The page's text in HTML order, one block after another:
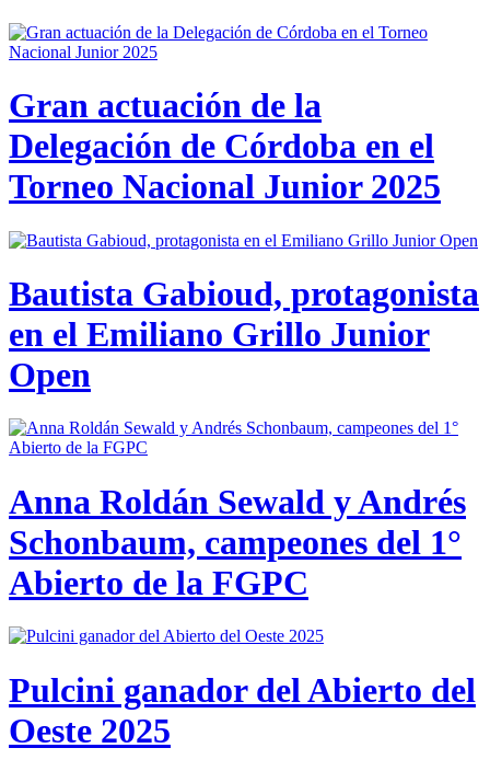
Gran actuación de la
Delegación de Córdoba en el
Torneo Nacional Junior 2025
Bautista Gabioud, protagonista
en el Emiliano Grillo Junior
Open
Anna Roldán Sewald y Andrés
Schonbaum, campeones del 1°
Abierto de la FGPC
Pulcini ganador del Abierto del
Oeste 2025